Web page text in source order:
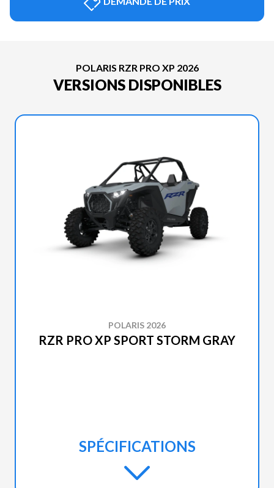
POLARIS RZR PRO XP 2026
VERSIONS DISPONIBLES
POLARIS 2026
RZR PRO XP SPORT STORM GRAY
SPÉCIFICATIONS